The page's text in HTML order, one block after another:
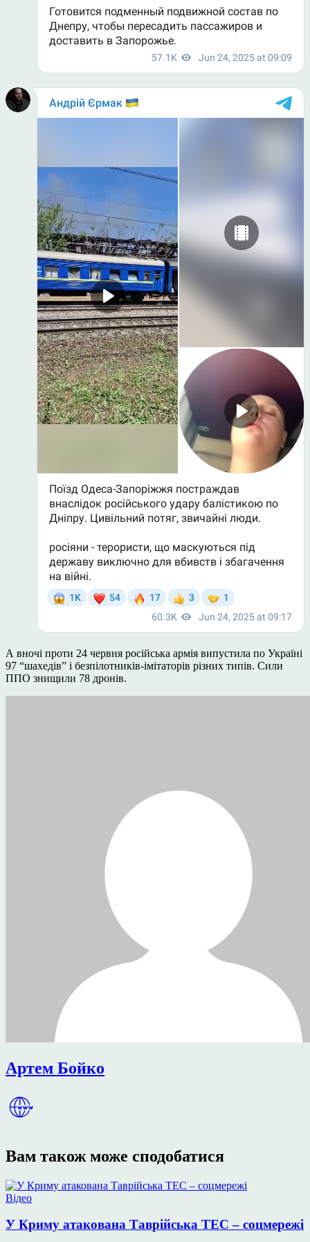
А вночі проти 24 червня російська армія випустила по Україні
97 “шахедів” і безпілотників-імітаторів різних типів. Сили
ППО знищили 78 дронів.
Артем Бойко
Вам також може сподобатися
Опублікувати
Відео
У Криму атакована Таврійська ТЕС – соцмережі